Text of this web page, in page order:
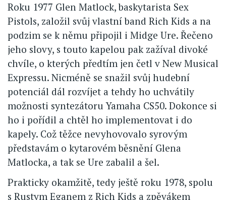
Roku 1977 Glen Matlock, baskytarista Sex
Pistols, založil svůj vlastní band Rich Kids a na
podzim se k němu připojil i Midge Ure. Řečeno
jeho slovy, s touto kapelou pak zažíval divoké
chvíle, o kterých předtím jen četl v New Musical
Expressu. Nicméně se snažil svůj hudební
potenciál dál rozvíjet a tehdy ho uchvátily
možnosti syntezátoru Yamaha CS50. Dokonce si
ho i pořídil a chtěl ho implementovat i do
kapely. Což těžce nevyhovovalo syrovým
představám o kytarovém běsnění Glena
Matlocka, a tak se Ure zabalil a šel.
Prakticky okamžitě, tedy ještě roku 1978, spolu
s Rustym Eganem z Rich Kids a zpěvákem